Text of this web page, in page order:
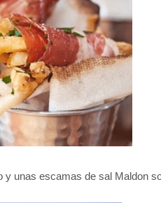
unas escamas de sal Maldon